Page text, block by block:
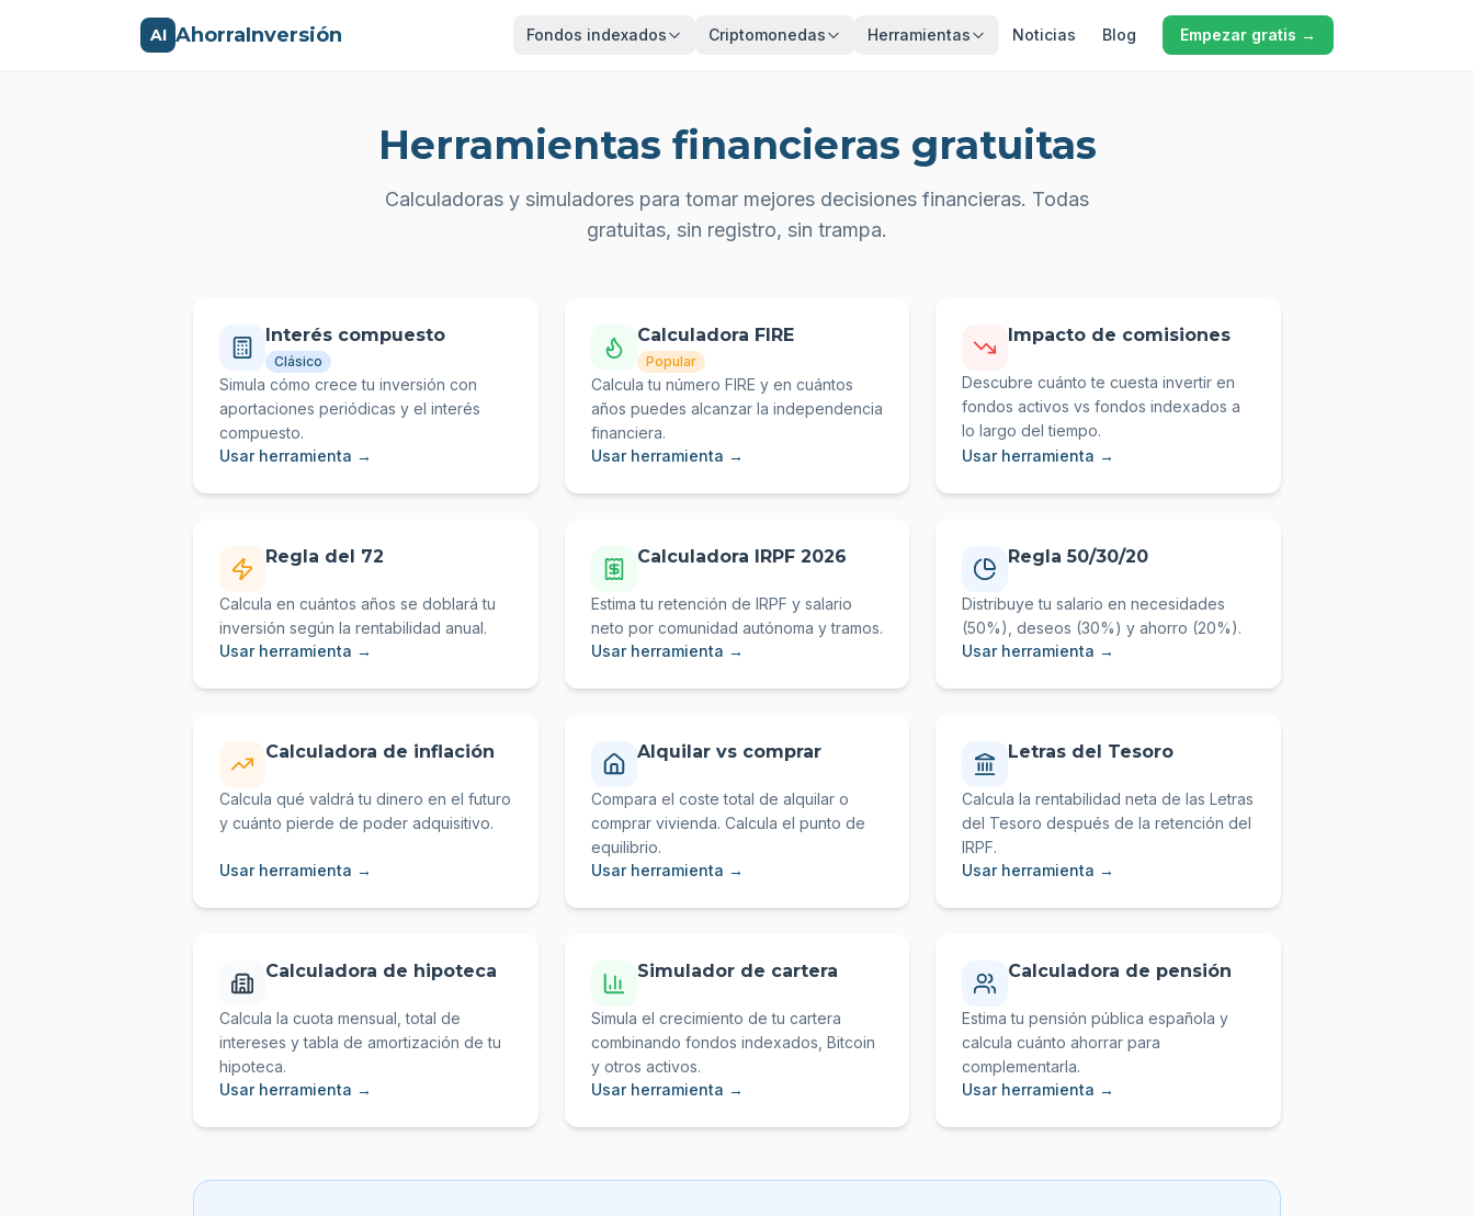
AI AhorraInversión Fondos indexados Criptomonedas Herramientas Noticias Blog Empezar gratis →
Herramientas financieras gratuitas
Calculadoras y simuladores para tomar mejores decisiones financieras. Todas
gratuitas, sin registro, sin trampa.
Interés compuesto
Clásico
Simula cómo crece tu inversión con
aportaciones periódicas y el interés
compuesto.
Usar herramienta →
Calculadora FIRE
Popular
Calcula tu número FIRE y en cuántos
años puedes alcanzar la independencia
financiera.
Usar herramienta →
Impacto de comisiones
Descubre cuánto te cuesta invertir en
fondos activos vs fondos indexados a
lo largo del tiempo.
Usar herramienta →
Regla del 72
Calcula en cuántos años se doblará tu
inversión según la rentabilidad anual.
Usar herramienta →
Calculadora IRPF 2026
Estima tu retención de IRPF y salario
neto por comunidad autónoma y tramos.
Usar herramienta →
Regla 50/30/20
Distribuye tu salario en necesidades
(50%), deseos (30%) y ahorro (20%).
Usar herramienta →
Calculadora de inflación
Calcula qué valdrá tu dinero en el futuro
y cuánto pierde de poder adquisitivo.
Usar herramienta →
Alquilar vs comprar
Compara el coste total de alquilar o
comprar vivienda. Calcula el punto de
equilibrio.
Usar herramienta →
Letras del Tesoro
Calcula la rentabilidad neta de las Letras
del Tesoro después de la retención del
IRPF.
Usar herramienta →
Calculadora de hipoteca
Calcula la cuota mensual, total de
intereses y tabla de amortización de tu
hipoteca.
Usar herramienta →
Simulador de cartera
Simula el crecimiento de tu cartera
combinando fondos indexados, Bitcoin
y otros activos.
Usar herramienta →
Calculadora de pensión
Estima tu pensión pública española y
calcula cuánto ahorrar para
complementarla.
Usar herramienta →